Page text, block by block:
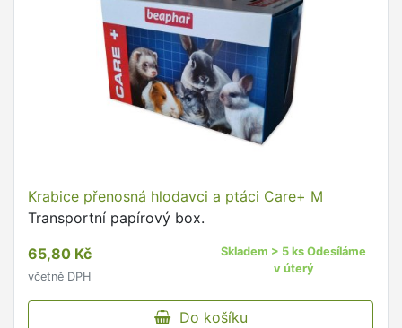
Krabice přenosná hlodavci a ptáci Care+ M
Transportní papírový box.
65,80 Kč
včetně DPH
Skladem > 5 ks Odesíláme
v úterý
Do košíku